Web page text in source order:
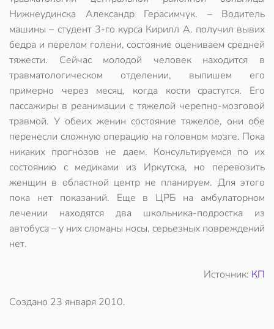
Нижнеудинска Александр Герасимчук. – Водитель
машины – студент 3-го курса Кирилл А. получил вывих
бедра и перелом голени, состояние оцениваем средней
тяжести. Сейчас молодой человек находится в
травматологическом отделении, выпишем его
примерно через месяц, когда кости срастутся. Его
пассажиры в реанимации с тяжелой черепно-мозговой
травмой. У обеих женин состояние тяжелое, они обе
перенесли сложную операцию на головном мозге. Пока
никаких прогнозов не даем. Консультируемся по их
состоянию с медиками из Иркутска, но перевозить
женщин в областной центр не планируем. Для этого
пока нет показаний. Еще в ЦРБ на амбулаторном
лечении находятся два школьника-подростка из
автобуса – у них сломаны носы, серьезных повреждений
нет.
Источник: КП
Создано 23 января 2010.